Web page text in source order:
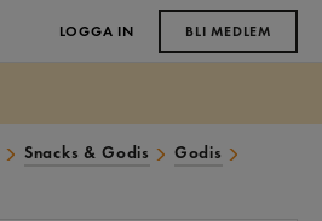
LOGGA IN BLI MEDLEM
Snacks & Godis
Godis